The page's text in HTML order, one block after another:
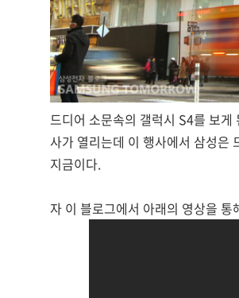
드디어 소문속의 갤럭시 S4를 보
사가 열리는데 이 행사에서 삼성은
지금이다.
자 이 블로그에서 아래의 영상을